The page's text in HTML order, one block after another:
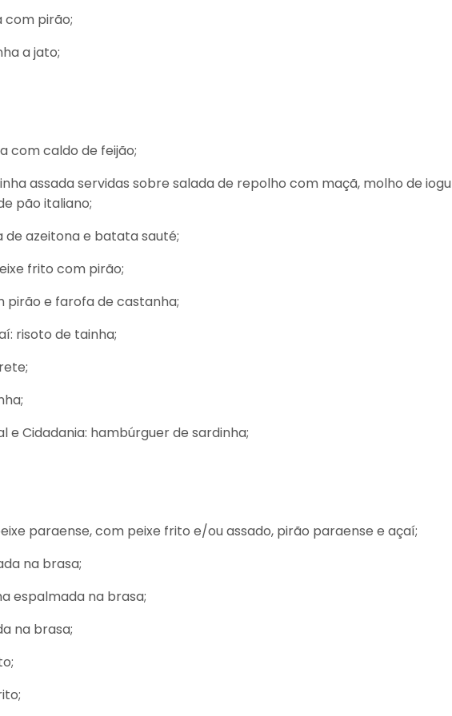
com pirão;
a jato;
com caldo de feijão;
assada servidas sobre salada de repolho com maçã, molho de
pão italiano;
de azeitona e batata sauté;
frito com pirão;
pirão e farofa de castanha;
risoto de tainha;
e Cidadania: hambúrguer de sardinha;
paraense, com peixe frito e/ou assado, pirão paraense e açaí;
na brasa;
espalmada na brasa;
na brasa;